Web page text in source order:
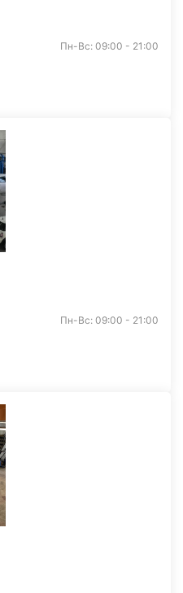
Пн-Вс: 09:00 - 21:00
Пн-Вс: 09:00 - 21:00